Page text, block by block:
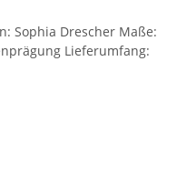
Sophia Drescher Maße:
Lieferumfang: